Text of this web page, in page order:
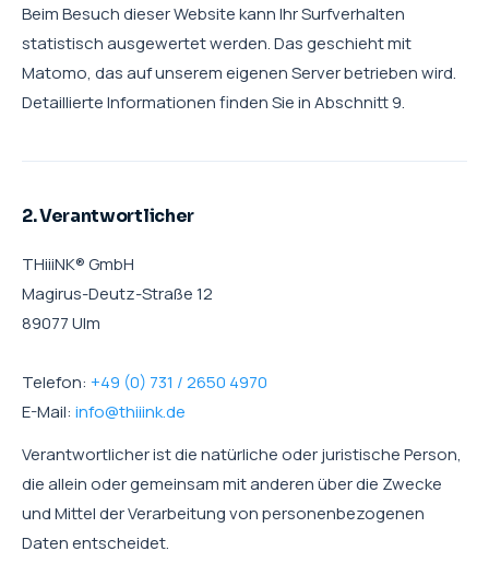
Beim Besuch dieser Website kann Ihr Surfverhalten
statistisch ausgewertet werden. Das geschieht mit
Matomo, das auf unserem eigenen Server betrieben wird.
Detaillierte Informationen finden Sie in Abschnitt 9.
2. Verantwortlicher
THiiiNK® GmbH
Magirus-Deutz-Straße 12
89077 Ulm
Telefon: +49 (0) 731 / 2650 4970
E-Mail: info@thiiink.de
Verantwortlicher ist die natürliche oder juristische Person,
die allein oder gemeinsam mit anderen über die Zwecke
und Mittel der Verarbeitung von personenbezogenen
Daten entscheidet.